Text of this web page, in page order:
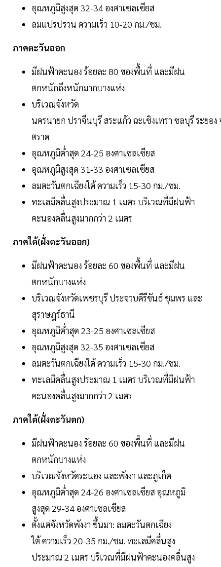
อุณหภูมิสูงสุด 32-34 องศาเซลเซียส
ลมแปรปรวน ความเร็ว 10-20 กม./ชม.
ภาคตะวันออก
มีฝนฟ้าคะนอง ร้อยละ 80 ของพื้นที่ และมีฝน
ตกหนักถึงหนักมากบางแห่ง
บริเวณจังหวัด
นครนายก ปราจีนบุรี สระแก้ว ฉะเชิงเทรา ชลบุรี ระยอ
ตราด
อุณหภูมิต่ำสุด 24-25 องศาเซลเซียส
อุณหภูมิสูงสุด 31-33 องศาเซลเซียส
ลมตะวันตกเฉียงใต้ ความเร็ว 15-30 กม./ชม.
ทะเลมีคลื่นสูงประมาณ 1 เมตร บริเวณที่มีฝนฟ้า
คะนองคลื่นสูงมากกว่า 2 เมตร
ภาคใต้(ฝั่งตะวันออก)
มีฝนฟ้าคะนอง ร้อยละ 60 ของพื้นที่ และมีฝน
ตกหนักบางแห่ง
บริเวณจังหวัดเพชรบุรี ประจวบคีรีขันธ์ ชุมพร และ
สุราษฎร์ธานี
อุณหภูมิต่ำสุด 23-25 องศาเซลเซียส
อุณหภูมิสูงสุด 32-35 องศาเซลเซียส
ลมตะวันตกเฉียงใต้ ความเร็ว 15-30 กม./ชม.
ทะเลมีคลื่นสูงประมาณ 1 เมตร บริเวณที่มีฝนฟ้า
คะนองคลื่นสูงมากกว่า 2 เมตร
ภาคใต้(ฝั่งตะวันตก)
มีฝนฟ้าคะนอง ร้อยละ 60 ของพื้นที่ และมีฝน
ตกหนักบางแห่ง
บริเวณจังหวัดระนอง และพังงา และภูเก็ต
อุณหภูมิต่ำสุด 24-26 องศาเซลเซียส อุณหภูมิ
สูงสุด 29-34 องศาเซลเซียส
ตั้งแต่จังหวัดพังงา ขึ้นมา: ลมตะวันตกเฉียง
ใต้ ความเร็ว 20-35 กม./ชม. ทะเลมีคลื่นสูง
ประมาณ 2 เมตร บริเวณที่มีฝนฟ้าคะนองคลื่นสูง